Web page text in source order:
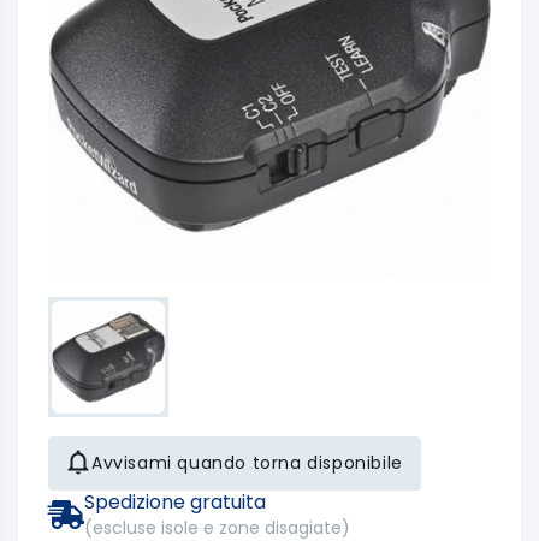
Avvisami quando torna disponibile
Spedizione gratuita
(escluse isole e zone disagiate)